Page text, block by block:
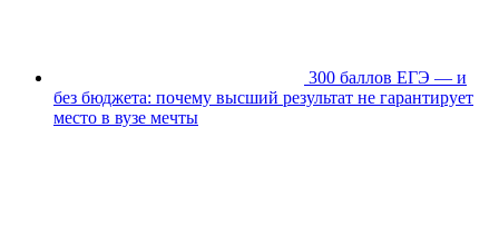
300 баллов ЕГЭ — и
без бюджета: почему высший результат не гарантирует
место в вузе мечты